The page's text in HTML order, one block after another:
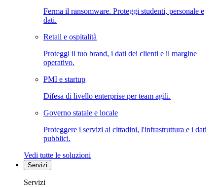
Ferma il ransomware. Proteggi studenti, personale e
dati.
Retail e ospitalità
Proteggi il tuo brand, i dati dei clienti e il margine
operativo.
PMI e startup
Difesa di livello enterprise per team agili.
Governo statale e locale
Proteggere i servizi ai cittadini, l'infrastruttura e i dati
pubblici.
Vedi tutte le soluzioni
Servizi
Servizi